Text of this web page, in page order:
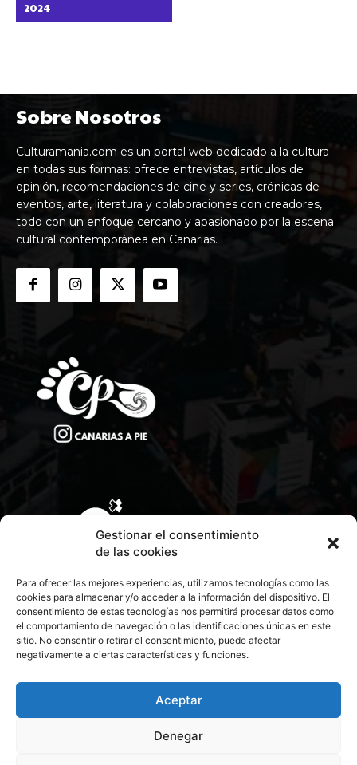
Gestionar el consentimiento
de las cookies
Para ofrecer las mejores experiencias, utilizamos tecnologías como las
cookies para almacenar y/o acceder a la información del dispositivo. El
consentimiento de estas tecnologías nos permitirá procesar datos como
el comportamiento de navegación o las identificaciones únicas en este
sitio. No consentir o retirar el consentimiento, puede afectar
negativamente a ciertas características y funciones.
Aceptar
Denegar
2024
Sobre Nosotros
Culturamania.com es un portal web dedicado a la cultura
en todas sus formas: ofrece entrevistas, artículos de
opinión, recomendaciones de cine y series, crónicas de
eventos, arte, literatura y colaboraciones con creadores,
todo con un enfoque cercano y apasionado por la escena
cultural contemporánea en Canarias.
CONTACTA CON NOSOTROS